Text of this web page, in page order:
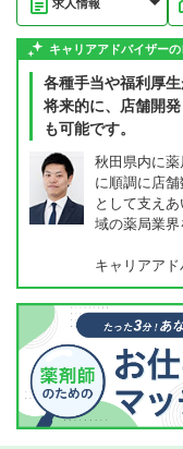
求人情報
キャリアアドバイザーの
各種手当や福利厚
将来的に、店舗開
も可能です。
秋田県内に
に順調に店
として支え
域の薬局業界
キャリアア